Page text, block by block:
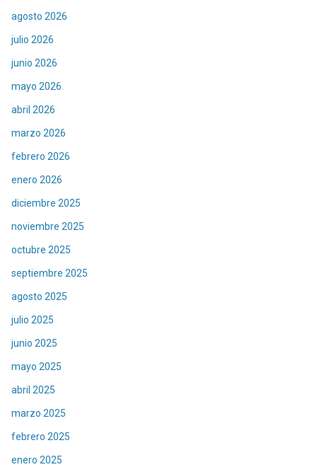
agosto 2026
julio 2026
junio 2026
mayo 2026
abril 2026
marzo 2026
febrero 2026
enero 2026
diciembre 2025
noviembre 2025
octubre 2025
septiembre 2025
agosto 2025
julio 2025
junio 2025
mayo 2025
abril 2025
marzo 2025
febrero 2025
enero 2025